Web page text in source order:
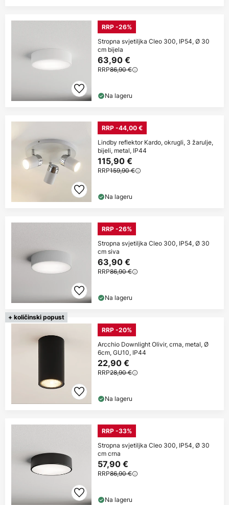
RRP -26%
Stropna svjetiljka Cleo 300, IP54, Ø 30
cm bijela
63,90 €
RRP86,90 €
Na lageru
RRP -44,00 €
Lindby reflektor Kardo, okrugli, 3 žarulje,
bijeli, metal, IP44
115,90 €
RRP159,90 €
Na lageru
RRP -26%
Stropna svjetiljka Cleo 300, IP54, Ø 30
cm siva
63,90 €
RRP86,90 €
Na lageru
+ količinski popust
RRP -20%
Arcchio Downlight Olivir, crna, metal, Ø
6cm, GU10, IP44
22,90 €
RRP28,90 €
Na lageru
RRP -33%
Stropna svjetiljka Cleo 300, IP54, Ø 30
cm crna
57,90 €
RRP86,90 €
Na lageru